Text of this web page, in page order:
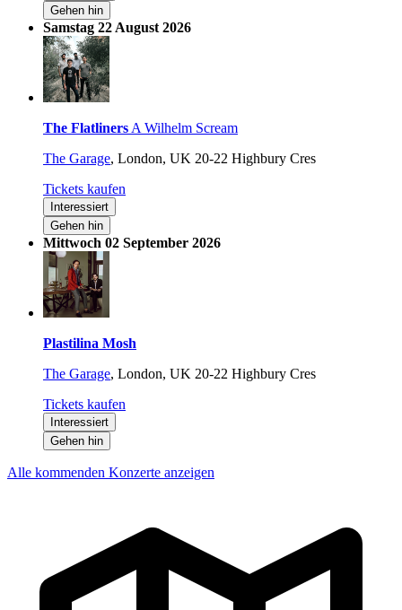
Gehen hin
Samstag 22 August 2026
The Flatliners A Wilhelm Scream
The Garage, London, UK 20-22 Highbury Cres
Tickets kaufen
Interessiert
Gehen hin
Mittwoch 02 September 2026
Plastilina Mosh
The Garage, London, UK 20-22 Highbury Cres
Tickets kaufen
Interessiert
Gehen hin
Alle kommenden Konzerte anzeigen